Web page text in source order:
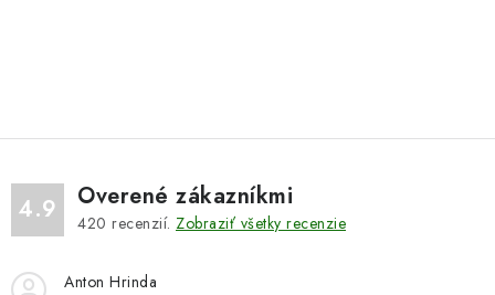
4.9 Overené zákazníkmi
420 recenzií. Zobraziť všetky recenzie
Anton Hrinda